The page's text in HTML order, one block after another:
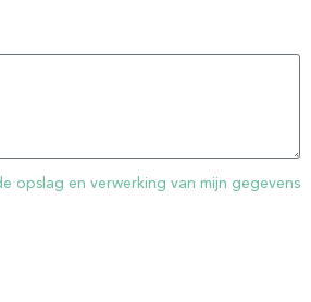
opslag en verwerking van mijn gegevens